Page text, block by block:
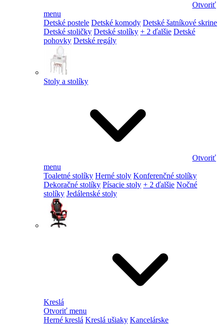
Otvoriť
menu
Detské postele Detské komody Detské šatníkové skrine
Detské stoličky Detské stolíky + 2 ďalšie Detské
pohovky Detské regály
Stoly a stolíky
Otvoriť
menu
Toaletné stolíky Herné stoly Konferenčné stolíky
Dekoračné stolíky Písacie stoly + 2 ďalšie Nočné
stolíky Jedálenské stoly
Kreslá
Otvoriť menu
Herné kreslá Kreslá ušiaky Kancelárske